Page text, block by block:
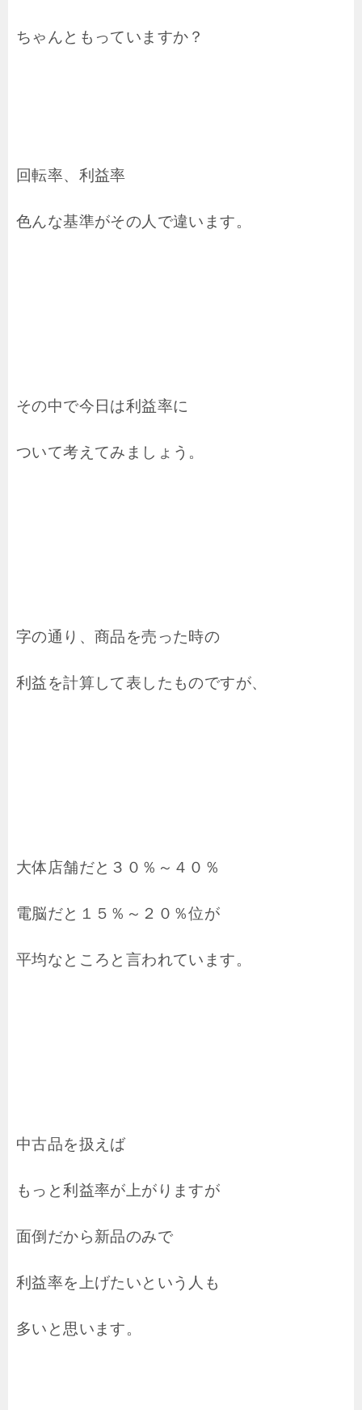
ちゃんともっていますか？
回転率、利益率
色んな基準がその人で違います。
その中で今日は利益率に
ついて考えてみましょう。
字の通り、商品を売った時の
利益を計算して表したものですが、
大体店舗だと３０％～４０％
電脳だと１５％～２０％位が
平均なところと言われています。
中古品を扱えば
もっと利益率が上がりますが
面倒だから新品のみで
利益率を上げたいという人も
多いと思います。